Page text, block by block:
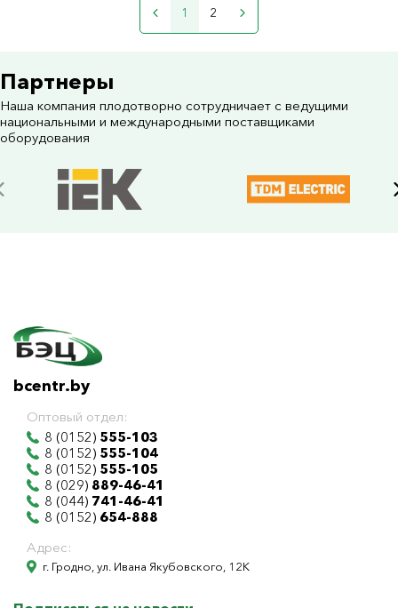
1 2
Партнеры
Наша компания плодотворно сотрудничает с ведущими
национальными и международными поставщиками
оборудования
bcentr.by
Оптовый отдел:
8 (0152) 555-103
8 (0152) 555-104
8 (0152) 555-105
8 (029) 889-46-41
8 (044) 741-46-41
8 (0152) 654-888
Адрес:
г. Гродно, ул. Ивана Якубовского, 12К